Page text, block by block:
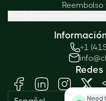
+1
Need